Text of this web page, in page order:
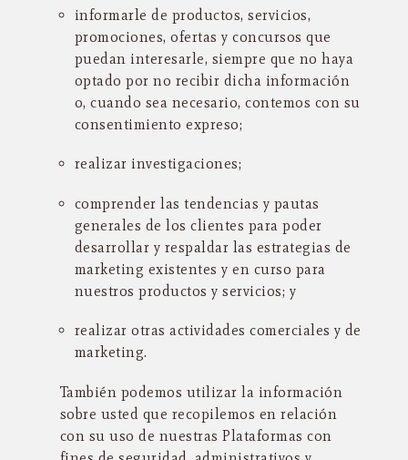
informarle de productos, servicios,
promociones, ofertas y concursos que
puedan interesarle, siempre que no haya
optado por no recibir dicha información
o, cuando sea necesario, contemos con su
consentimiento expreso;
realizar investigaciones;
comprender las tendencias y pautas
generales de los clientes para poder
desarrollar y respaldar las estrategias de
marketing existentes y en curso para
nuestros productos y servicios; y
realizar otras actividades comerciales y de
marketing.
También podemos utilizar la información
sobre usted que recopilemos en relación
con su uso de nuestras Plataformas con